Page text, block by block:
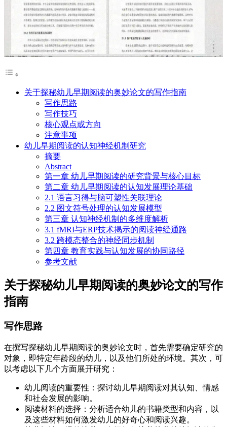
关于探秘幼儿早期阅读的奥妙论文的写作指南
写作思路
写作技巧
核心观点或方向
注意事项
幼儿早期阅读的认知神经机制研究
摘要
Abstract
第一章 幼儿早期阅读的研究背景与核心目标
第二章 幼儿早期阅读的认知发展理论基础
2.1 语言习得与脑可塑性关联理论
2.2 图文符号处理的认知发展模型
第三章 认知神经机制的多维度解析
3.1 fMRI与ERP技术揭示的阅读神经通路
3.2 跨模态整合的神经同步机制
第四章 教育实践与认知发展的协同路径
参考文献
关于探秘幼儿早期阅读的奥妙论文的写作
指南
写作思路
在撰写探秘幼儿早期阅读的奥妙论文时，首先需要确定研究的
对象，即特定年龄段的幼儿，以及他们所处的环境。其次，可
以考虑以下几个方面展开研究：
幼儿阅读的重要性：探讨幼儿早期阅读对其认知、情感
和社会发展的影响。
阅读材料的选择：分析适合幼儿的书籍类型和内容，以
及这些材料如何激发幼儿的好奇心和阅读兴趣。